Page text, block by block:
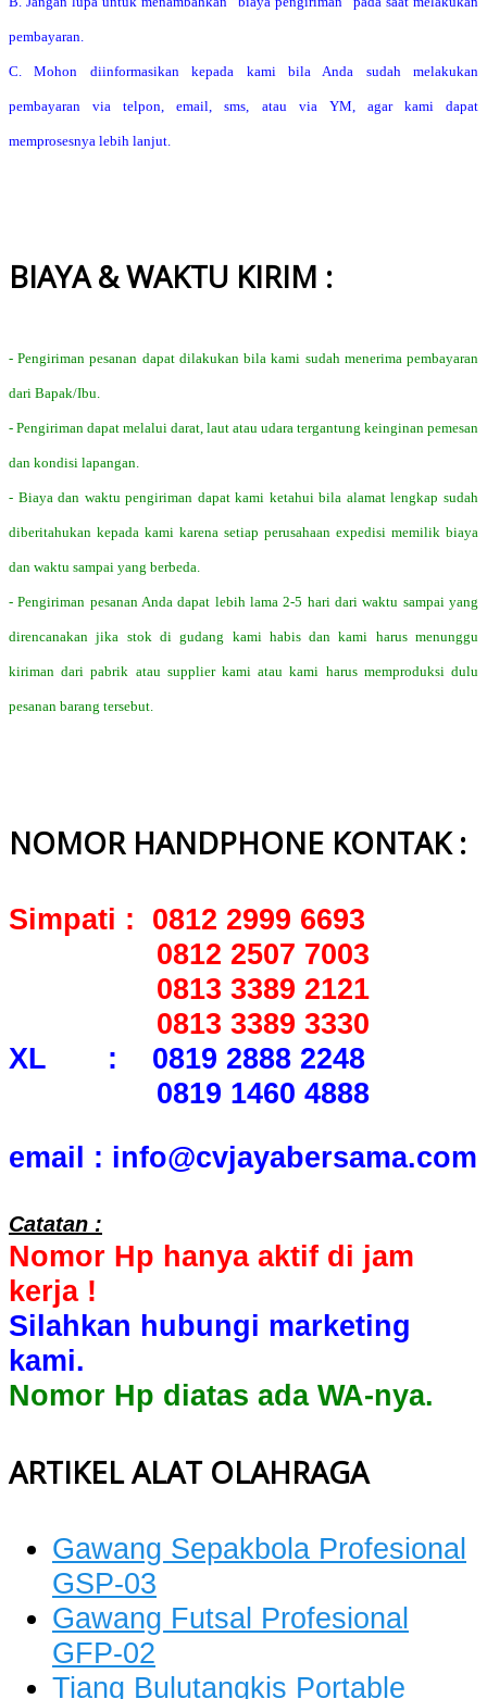
pembayaran.
C. Mohon diinformasikan kepada kami bila Anda sudah melakukan
pembayaran via telpon, email, sms, atau via YM, agar kami dapat
memprosesnya lebih lanjut.
BIAYA & WAKTU KIRIM :
- Pengiriman pesanan dapat dilakukan bila kami sudah menerima pembayaran
dari Bapak/Ibu.
- Pengiriman dapat melalui darat, laut atau udara tergantung keinginan pemesan
dan kondisi lapangan.
- Biaya dan waktu pengiriman dapat kami ketahui bila alamat lengkap sudah
diberitahukan kepada kami karena setiap perusahaan expedisi memilik biaya
dan waktu sampai yang berbeda.
- Pengiriman pesanan Anda dapat lebih lama 2-5 hari dari waktu sampai yang
direncanakan jika stok di gudang kami habis dan kami harus menunggu
kiriman dari pabrik atau supplier kami atau kami harus memproduksi dulu
pesanan barang tersebut.
NOMOR HANDPHONE KONTAK :
Simpati : 0812 2999 6693
0812 2507 7003
0813 3389 2121
0813 3389 3330
XL : 0819 2888 2248
0819 1460 4888
email : info@cvjayabersama.com
Catatan :
Nomor Hp hanya aktif di jam
kerja !
Silahkan hubungi marketing
kami.
Nomor Hp diatas ada WA-nya.
ARTIKEL ALAT OLAHRAGA
Gawang Sepakbola Profesional
GSP-03
Gawang Futsal Profesional
GFP-02
Tiang Bulutangkis Portable